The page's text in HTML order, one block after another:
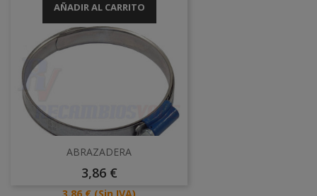
AÑADIR AL CARRITO
ABRAZADERA
Precio
3,86 €
Precio